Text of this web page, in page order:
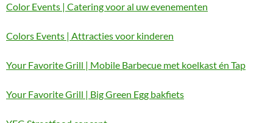
Color Events | Catering voor al uw evenementen
Colors Events | Attracties voor kinderen
Your Favorite Grill | Mobile Barbecue met koelkast én Tap
Your Favorite Grill | Big Green Egg bakfiets